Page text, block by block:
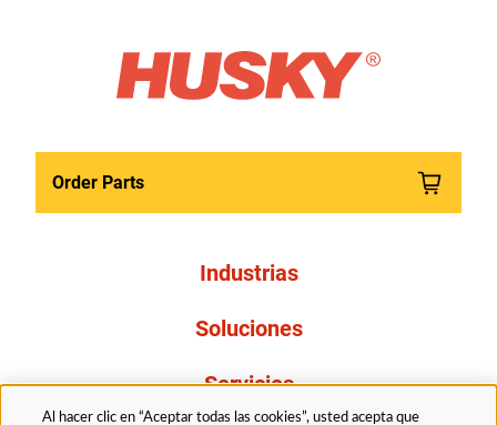
Order Parts
Industrias
Soluciones
Servicios
Al hacer clic en “Aceptar todas las cookies”, usted acepta que